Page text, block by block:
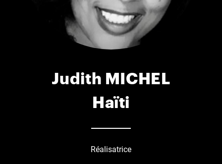
Judith MICHEL
Haïti
Réalisatrice